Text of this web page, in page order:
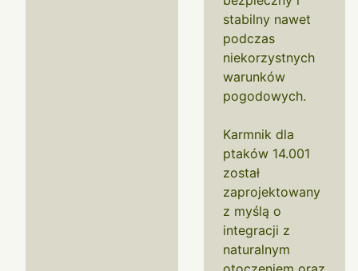
stabilny nawet
podczas
niekorzystnych
warunków
pogodowych.
Karmnik dla
ptaków 14.001
został
zaprojektowany
z myślą o
integracji z
naturalnym